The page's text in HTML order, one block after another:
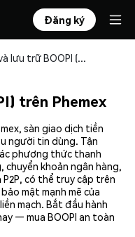
Đăng ký
Mua và lưu trữ BOOPI (BOOPI) an toàn
trên Phemex
sàn giao dịch tiền
người tin dùng. Tận
phương thức thanh
khoản ngân hàng,
có thể truy cập trên
mật mạnh mẽ của
mạch. Bắt đầu hành
— mua BOOPI an toàn